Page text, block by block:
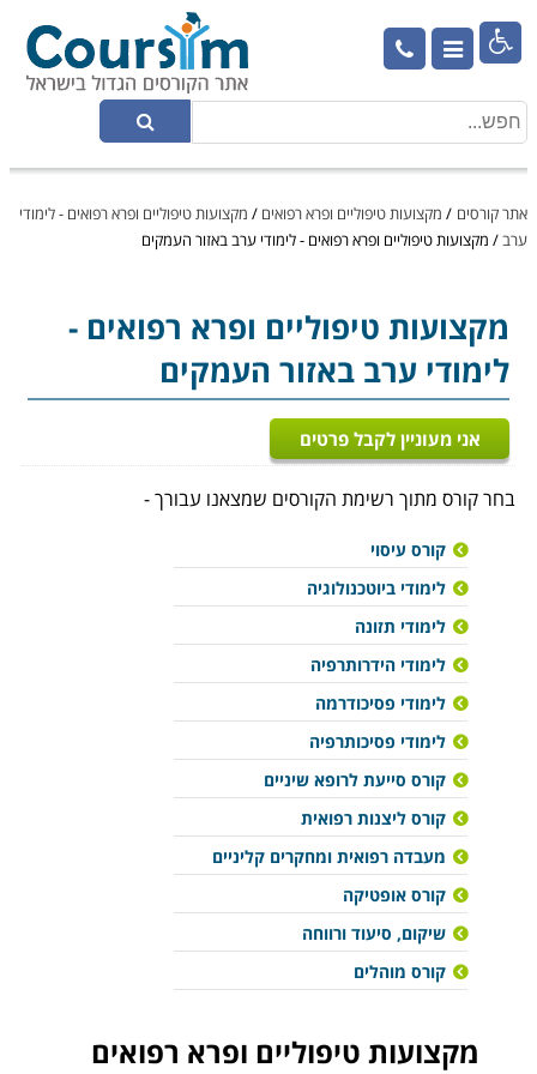

אתר קורסים / מקצועות טיפוליים ופרא רפואים / מקצועות טיפוליים ופרא רפואים - לימודי
ערב/ מקצועות טיפוליים ופרא רפואים - לימודי ערב באזור העמקים
מקצועות טיפוליים ופרא רפואים -
לימודי ערב באזור העמקים
אני מעוניין לקבל פרטים
בחר קורס מתוך רשימת הקורסים שמצאנו עבורך -
קורס עיסוי
לימודי ביוטכנולוגיה
לימודי תזונה
לימודי הידרותרפיה
לימודי פסיכודרמה
לימודי פסיכותרפיה
קורס סייעת לרופא שיניים
קורס ליצנות רפואית
מעבדה רפואית ומחקרים קליניים
קורס אופטיקה
שיקום, סיעוד ורווחה
קורס מוהלים
מקצועות טיפוליים ופרא רפואים